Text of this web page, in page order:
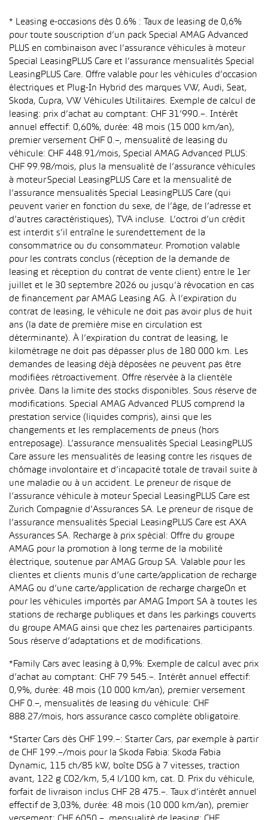
* Leasing e-occasions dès 0.6% : Taux de leasing de 0,6%
pour toute souscription d’un pack Special AMAG Advanced
PLUS en combinaison avec l’assurance véhicules à moteur
Special LeasingPLUS Care et l’assurance mensualités Special
LeasingPLUS Care. Offre valable pour les véhicules d’occasion
électriques et Plug-In Hybrid des marques VW, Audi, Seat,
Skoda, Cupra, VW Véhicules Utilitaires. Exemple de calcul de
leasing: prix d’achat au comptant: CHF 31’990.–. Intérêt
annuel effectif: 0,60%, durée: 48 mois (15 000 km/an),
premier versement CHF 0.–, mensualité de leasing du
véhicule: CHF 448.91/mois, Special AMAG Advanced PLUS:
CHF 99.98/mois, plus la mensualité de l’assurance véhicules
à moteur Special LeasingPLUS Care et la mensualité de
l’assurance mensualités Special LeasingPLUS Care (qui
peuvent varier en fonction du sexe, de l’âge, de l’adresse et
d’autres caractéristiques), TVA incluse. L’octroi d’un crédit
est interdit s’il entraîne le surendettement de la
consommatrice ou du consommateur. Promotion valable
pour les contrats conclus (réception de la demande de
leasing et réception du contrat de vente client) entre le 1er
juillet et le 30 septembre 2026 ou jusqu’à révocation en cas
de financement par AMAG Leasing AG. À l’expiration du
contrat de leasing, le véhicule ne doit pas avoir plus de huit
ans (la date de première mise en circulation est
déterminante). À l’expiration du contrat de leasing, le
kilométrage ne doit pas dépasser plus de 180 000 km. Les
demandes de leasing déjà déposées ne peuvent pas être
modifiées rétroactivement. Offre réservée à la clientèle
privée. Dans la limite des stocks disponibles. Sous réserve de
modifications. Special AMAG Advanced PLUS comprend la
prestation service (liquides compris), ainsi que les
changements et les remplacements de pneus (hors
entreposage). L’assurance mensualités Special LeasingPLUS
Care assure les mensualités de leasing contre les risques de
chômage involontaire et d’incapacité totale de travail suite à
une maladie ou à un accident. Le preneur de risque de
l’assurance véhicule à moteur Special LeasingPLUS Care est
Zurich Compagnie d’Assurances SA. Le preneur de risque de
l’assurance mensualités Special LeasingPLUS Care est AXA
Assurances SA. Recharge à prix spécial: Offre du groupe
AMAG pour la promotion à long terme de la mobilité
électrique, soutenue par AMAG Group SA. Valable pour les
clientes et clients munis d’une carte/application de recharge
AMAG ou d’une carte/application de recharge chargeOn et
pour les véhicules importés par AMAG Import SA à toutes les
stations de recharge publiques et dans les parkings couverts
du groupe AMAG ainsi que chez les partenaires participants.
Sous réserve d’adaptations et de modifications.
*Family Cars avec leasing à 0,9%: Exemple de calcul avec prix
d’achat au comptant: CHF 79 545.–. Intérêt annuel effectif:
0,9%, durée: 48 mois (10 000 km/an), premier versement
CHF 0.–, mensualités de leasing du véhicule: CHF
888.27/mois, hors assurance casco complète obligatoire.
*Starter Cars dès CHF 199.–: Starter Cars, par exemple à partir
de CHF 199.–/mois pour la Skoda Fabia: Skoda Fabia
Dynamic, 115 ch/85 kW, boîte DSG à 7 vitesses, traction
avant, 122 g CO2/km, 5,4 l/100 km, cat. D. Prix du véhicule,
forfait de livraison inclus CHF 28 475.–. Taux d’intérêt annuel
effectif de 3,03%, durée: 48 mois (10 000 km/an), premier